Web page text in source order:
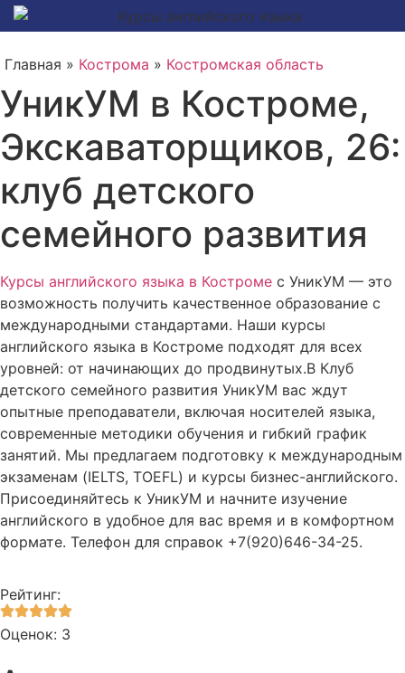
Главная » Кострома » Костромская область
УникУМ в Костроме,
Экскаваторщиков, 26:
клуб детского
семейного развития
Курсы английского языка в Костроме с УникУМ — это
возможность получить качественное образование с
международными стандартами. Наши курсы
английского языка в Костроме подходят для всех
уровней: от начинающих до продвинутых.В Клуб
детского семейного развития УникУМ вас ждут
опытные преподаватели, включая носителей языка,
современные методики обучения и гибкий график
занятий. Мы предлагаем подготовку к международным
экзаменам (IELTS, TOEFL) и курсы бизнес-английского.
Присоединяйтесь к УникУМ и начните изучение
английского в удобное для вас время и в комфортном
формате. Телефон для справок +7(920)646-34-25.
Рейтинг:
Оценок: 3